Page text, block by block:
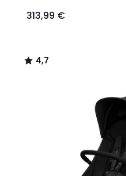
313,99 €
4,7
/